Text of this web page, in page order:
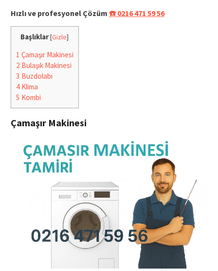
Hızlı ve profesyonel Çözüm ☎️ 0216 471 59 56
Başlıklar[Gizle]
1 Çamaşır Makinesi
2 Bulaşık Makinesi
3 Buzdolabı
4Klima
5 Kombi
Çamaşır Makinesi